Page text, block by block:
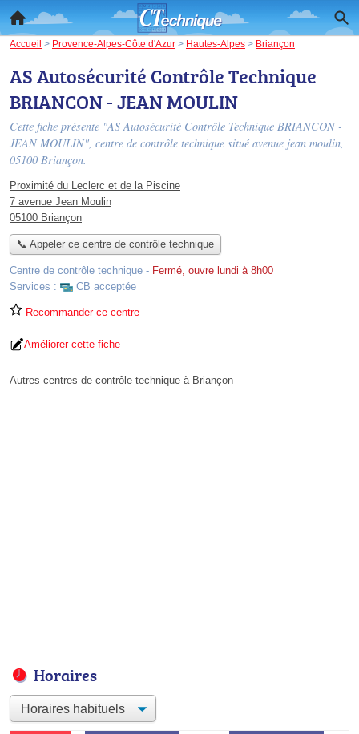
Accueil > Provence-Alpes-Côte d'Azur > Hautes-Alpes > Briançon
AS Autosécurité Contrôle Technique
BRIANCON - JEAN MOULIN
Cette fiche présente "AS Autosécurité Contrôle Technique BRIANCON -
JEAN MOULIN", centre de contrôle technique situé avenue jean moulin,
05100 Briançon.
Proximité du Leclerc et de la Piscine
7 avenue Jean Moulin
05100 Briançon
📞 Appeler ce centre de contrôle technique
Centre de contrôle technique - Fermé, ouvre lundi à 8h00
Services :
CB acceptée
Recommander ce centre
Améliorer cette fiche
Autres centres de contrôle technique à Briançon
Horaires